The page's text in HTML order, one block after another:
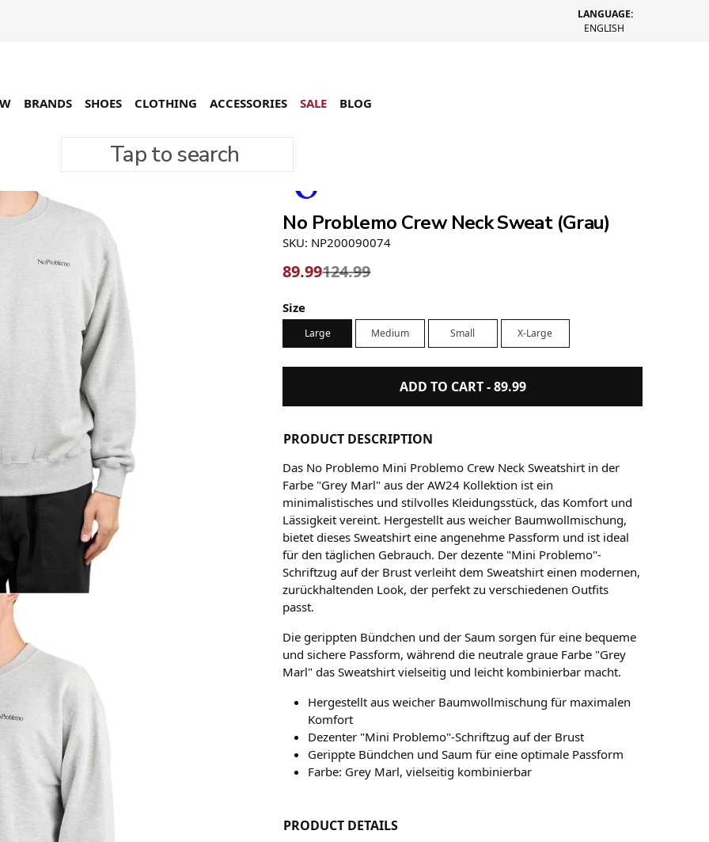
LANGUAGE:
ENGLISH
Tap to search
BRANDS SHOES CLOTHING ACCESSORIES SALE BLOG
No Problemo Crew Neck Sweat (Grau)
SKU: NP200090074
89.99124.99
Size
Large Medium Small X-Large
ADD TO CART -89.99
PRODUCT DESCRIPTION
Das No Problemo Mini Problemo Crew Neck Sweatshirt in der
Farbe "Grey Marl" aus der AW24 Kollektion ist ein
minimalistisches und stilvolles Kleidungsstück, das Komfort und
Lässigkeit vereint. Hergestellt aus weicher Baumwollmischung,
bietet dieses Sweatshirt eine angenehme Passform und ist ideal
für den täglichen Gebrauch. Der dezente "Mini Problemo"-
Schriftzug auf der Brust verleiht dem Sweatshirt einen modernen,
zurückhaltenden Look, der perfekt zu verschiedenen Outfits
passt.
Die gerippten Bündchen und der Saum sorgen für eine bequeme
und sichere Passform, während die neutrale graue Farbe "Grey
Marl" das Sweatshirt vielseitig und leicht kombinierbar macht.
Hergestellt aus weicher Baumwollmischung für maximalen
Komfort
Dezenter "Mini Problemo"-Schriftzug auf der Brust
Gerippte Bündchen und Saum für eine optimale Passform
Farbe: Grey Marl, vielseitig kombinierbar
PRODUCT DETAILS